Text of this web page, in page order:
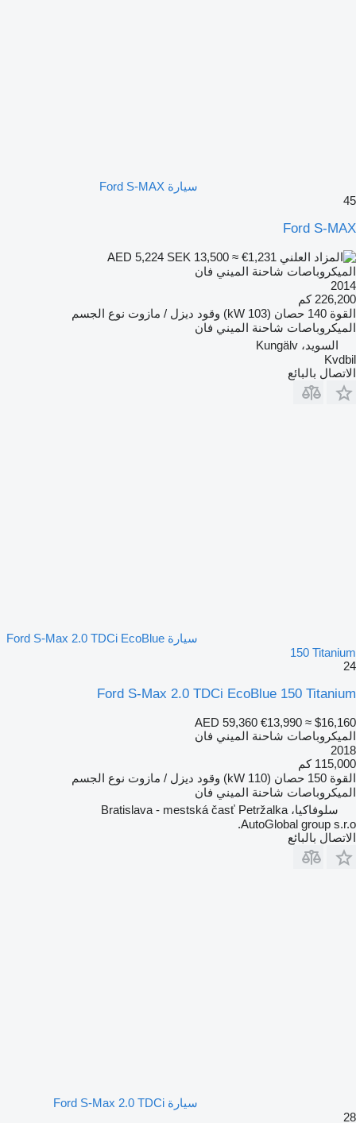
سيارة Ford S-MAX
45
Ford S-MAX
SEK 13,500 ≈ €1,231
الميكروباصات شاحنة الميني فان
2014
226,200 كم
القوة 140 حصان (103 kW) وقود ديزل / مازوت نوع الجسم
الميكروباصات شاحنة الميني فان
السويد، Kungälv
Kvdbil
الاتصال بالبائع
سيارة Ford S-Max 2.0 TDCi EcoBlue
150 Titanium
24
Ford S-Max 2.0 TDCi EcoBlue 150 Titanium
AED 59,360 €13,990 ≈ $16,160
الميكروباصات شاحنة الميني فان
2018
115,000 كم
القوة 150 حصان (110 kW) وقود ديزل / مازوت نوع الجسم
الميكروباصات شاحنة الميني فان
سلوفاكيا، Bratislava - mestská časť Petržalka
AutoGlobal group s.r.o.
الاتصال بالبائع
سيارة Ford S-Max 2.0 TDCi
28